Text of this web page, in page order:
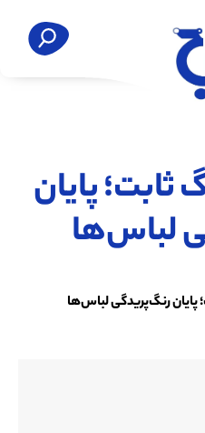
پایان
لباس‌ها
رنگ‌پریدگی لباس‌ها